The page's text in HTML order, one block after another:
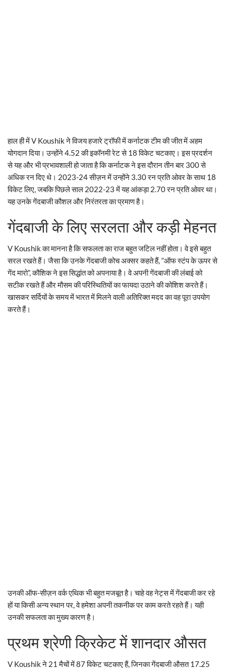
हाल ही में V Koushik ने विजय हजारे ट्रॉफी में कर्नाटक टीम की जीत में अहम
योगदान दिया। उन्होंने 4.52 की इकॉनमी रेट से 18 विकेट चटकाए। इस प्रदर्शन
से यह और भी प्रभावशाली हो जाता है कि कर्नाटक ने इस दौरान तीन बार 300 से
अधिक रन दिए थे। 2023-24 सीज़न में उन्होंने 3.30 रन प्रति ओवर के साथ 18
विकेट लिए, जबकि पिछले साल 2022-23 में यह आंकड़ा 2.70 रन प्रति ओवर था।
यह उनके गेंदबाजी कौशल और निरंतरता का प्रमाण है।
गेंदबाजी के लिए सरलता और कड़ी मेहनत
V Koushik का मानना है कि सफलता का राज बहुत जटिल नहीं होता। वे इसे बहुत
सरल रखते हैं। जैसा कि उनके गेंदबाजी कोच अक्सर कहते हैं, “ऑफ स्टंप के ऊपर से
गेंद मारो”, कौशिक ने इस सिद्धांत को अपनाया है। वे अपनी गेंदबाजी की लंबाई को
सटीक रखते हैं और मौसम की परिस्थितियों का फायदा उठाने की कोशिश करते हैं।
खासकर सर्दियों के समय में भारत में मिलने वाली अतिरिक्त मदद का वह पूरा उपयोग
करते हैं।
उनकी ऑफ-सीज़न वर्क एथिक भी बहुत मजबूत है। चाहे वह नेट्स में गेंदबाजी कर रहे
हों या किसी अन्य स्थान पर, वे हमेशा अपनी तकनीक पर काम करते रहते हैं। यही
उनकी सफलता का मुख्य कारण है।
प्रथम श्रेणी क्रिकेट में शानदार औसत
V Koushik ने 21 मैचों में 87 विकेट चटकाए हैं, जिनका गेंदबाजी औसत 17.25